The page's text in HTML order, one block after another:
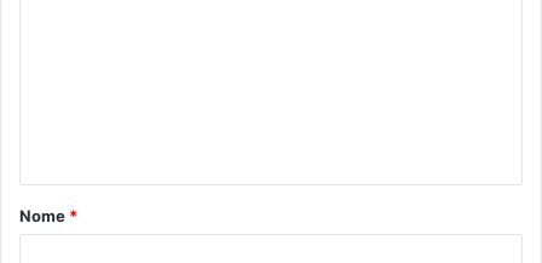
á
r
Nome *